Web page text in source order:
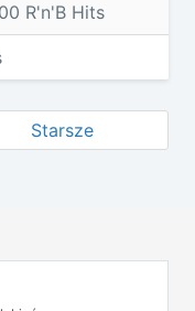
R'n'B Hits
Starsze